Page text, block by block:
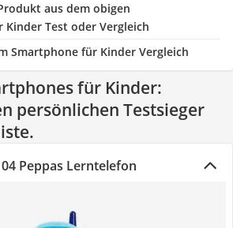
aus dem obigen
Kinder Test oder Vergleich
Smartphone für Kinder Vergleich
für Kinder:
persönlichen Testsieger
Peppas Lerntelefon